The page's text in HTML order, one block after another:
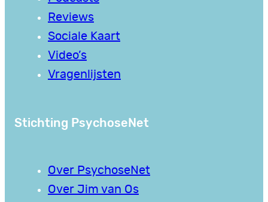
Reviews
Sociale Kaart
Video’s
Vragenlijsten
Stichting PsychoseNet
Over PsychoseNet
Over Jim van Os